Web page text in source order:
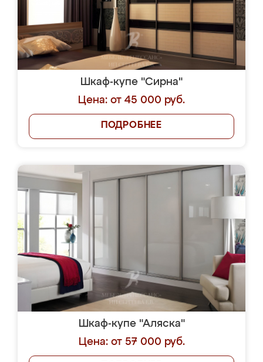
Шкаф-купе "Сирна"
Цена: от 45 000 руб.
ПОДРОБНЕЕ
Шкаф-купе "Аляска"
Цена: от 57 000 руб.